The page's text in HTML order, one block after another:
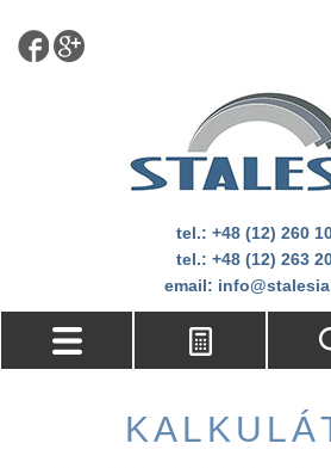
tel.: +48 (12) 260
tel.: +48 (12) 263
email: